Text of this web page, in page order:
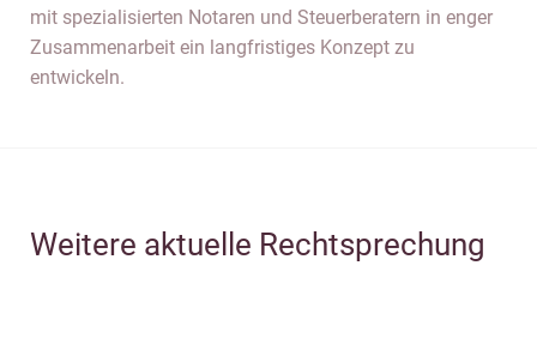
mit spezialisierten Notaren und Steuerberatern in enger
Zusammenarbeit ein langfristiges Konzept zu
entwickeln.
Weitere aktuelle Rechtsprechung